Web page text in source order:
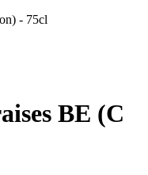
- 75cl
BE (C